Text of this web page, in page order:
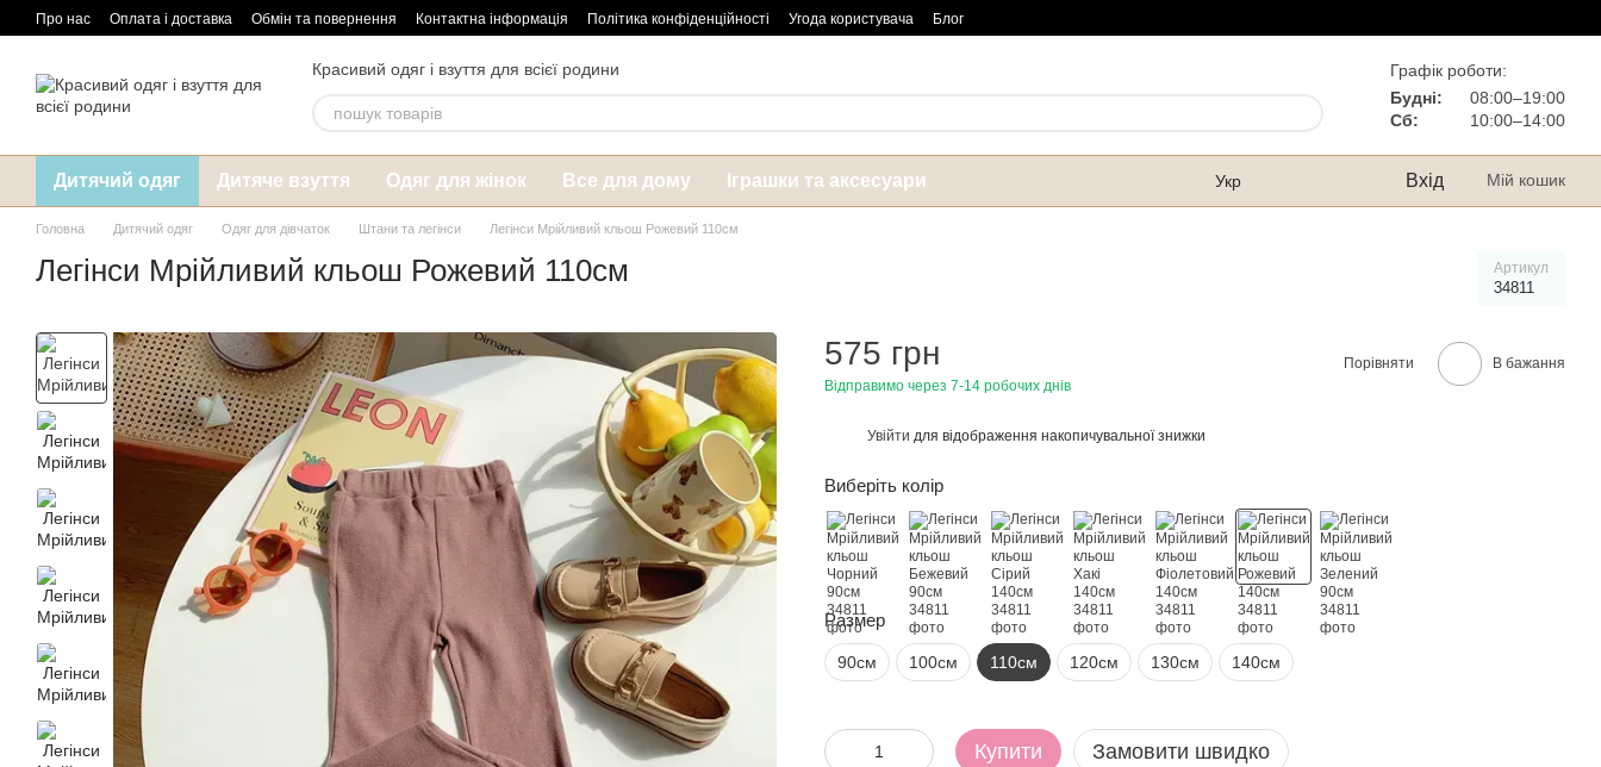
Перейти до основного контенту
Про нас Оплата і доставка Обмін та повернення Контактна інформація Політика конфіденційності Угода користувача Блог
Красивий одяг і взуття для всієї родини
Графік роботи:
Будні:
08:00–19:00
Сб:
10:00–14:00
Дитячий одяг Дитяче взуття Одяг для жінок Все для дому Іграшки та аксесуари Укр Вхід Мій кошик
Головна Дитячий одяг Одяг для дівчаток Штани та легінси Легінси Мрійливий кльош Рожевий 110см
Легінси Мрійливий кльош Рожевий 110см Артикул
34811
575 грн
Відправимо через 7-14 робочих днів
Порівняти В бажання
Увійти для відображення накопичувальної знижки
Виберіть колір
Размер
90см 100см 110см 120см 130см 140см
Купити Замовити швидко